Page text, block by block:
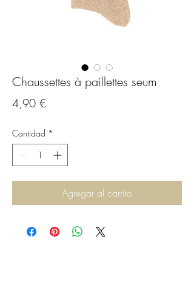
Chaussettes à paillettes seum
4,90 €
Cantidad *
Agregar al carrito